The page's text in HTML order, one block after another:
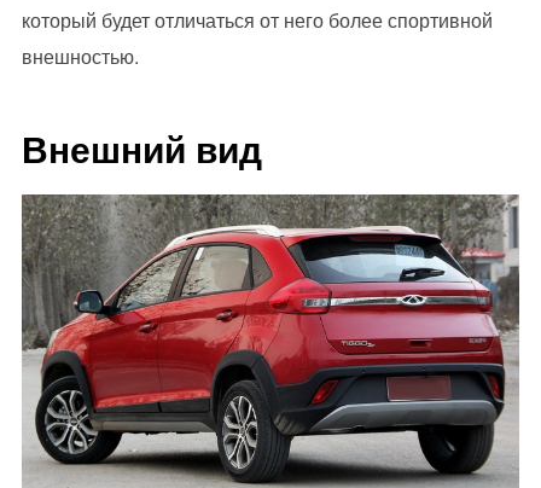
который будет отличаться от него более спортивной
внешностью.
Внешний вид